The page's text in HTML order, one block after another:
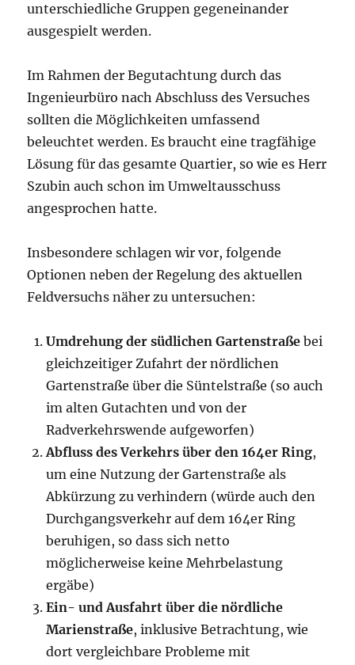
unterschiedliche Gruppen gegeneinander
ausgespielt werden.
Im Rahmen der Begutachtung durch das
Ingenieurbüro nach Abschluss des Versuches
sollten die Möglichkeiten umfassend
beleuchtet werden. Es braucht eine tragfähige
Lösung für das gesamte Quartier, so wie es Herr
Szubin auch schon im Umweltausschuss
angesprochen hatte.
Insbesondere schlagen wir vor, folgende
Optionen neben der Regelung des aktuellen
Feldversuchs näher zu untersuchen:
Umdrehung der südlichen Gartenstraße bei
gleichzeitiger Zufahrt der nördlichen
Gartenstraße über die Süntelstraße (so auch
im alten Gutachten und von der
Radverkehrswende aufgeworfen)
Abfluss des Verkehrs über den 164er Ring,
um eine Nutzung der Gartenstraße als
Abkürzung zu verhindern (würde auch den
Durchgangsverkehr auf dem 164er Ring
beruhigen, so dass sich netto
möglicherweise keine Mehrbelastung
ergäbe)
Ein- und Ausfahrt über die nördliche
Marienstraße, inklusive Betrachtung, wie
dort vergleichbare Probleme mit